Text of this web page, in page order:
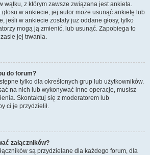
wątku, z którym zawsze związana jest ankieta.
w ankiecie, jej autor może usunąć ankietę lub
jeśli w ankiecie zostały już oddane głosy, tylko
mogą ją zmienić, lub usunąć. Zapobiega to
jej trwania.
do forum?
tylko dla określonych grup lub użytkowników.
na nich lub wykonywać inne operacje, musisz
Skontaktuj się z moderatorem lub
ci je przydzielił.
załączników?
są przydzielane dla każdego forum, dla